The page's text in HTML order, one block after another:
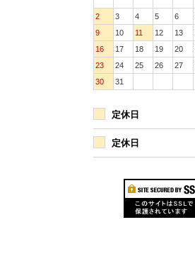
2
3 4 5 6
9
10 11 12 13
16
17 18 19 20
23
24 25 26 27
30
31
定休日
定休日